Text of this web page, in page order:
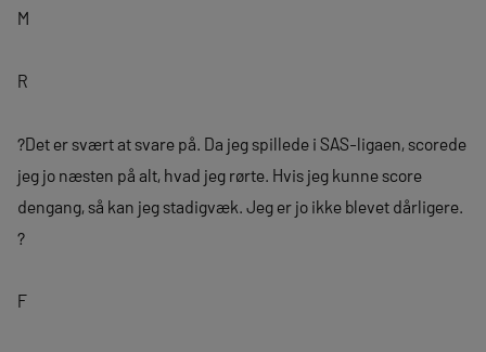
M
R
?Det er svært at svare på. Da jeg spillede i SAS-ligaen, scorede
jeg jo næsten på alt, hvad jeg rørte. Hvis jeg kunne score
dengang, så kan jeg stadigvæk. Jeg er jo ikke blevet dårligere.
?
F